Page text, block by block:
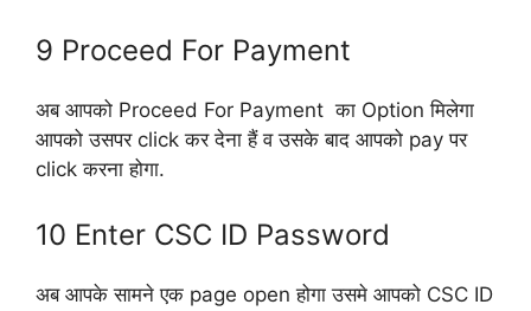
9 Proceed For Payment
अब आपको Proceed For Payment का Option मिलेगा
आपको उसपर click कर देना हैं व उसके बाद आपको pay पर
click करना होगा.
10 Enter CSC ID Password
अब आपके सामने एक page open होगा उसमे आपको CSC ID